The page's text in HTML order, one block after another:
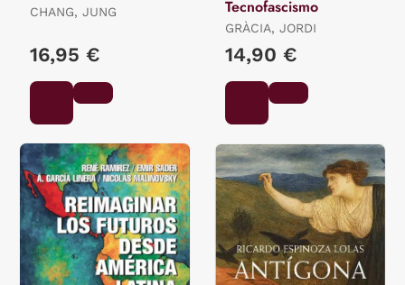
CHANG, JUNG
16,95 €
Tecnofascismo
GRÀCIA, JORDI
14,90 €